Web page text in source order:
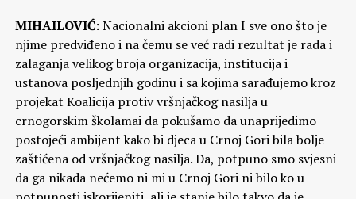
MIHAILOVIĆ:Nacionalni akcioni plan I sve ono što je
njime predviđeno i na čemu se već radi rezultat je rada i
zalaganja velikog broja organizacija, institucija i
ustanova posljednjih godinu i sa kojima sarađujemo kroz
projekat Koalicija protiv vršnjačkog nasilja u
crnogorskim školamai da pokušamo da unaprijedimo
postojeći ambijent kako bi djeca u Crnoj Gori bila bolje
zaštićena od vršnjačkog nasilja. Da, potpuno smo svjesni
da ga nikada nećemo ni mi u Crnoj Gori ni bilo ko u